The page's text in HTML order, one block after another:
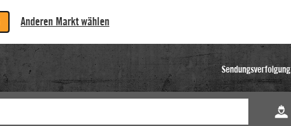
Anderen Markt wählen
Sendungsverfolgung